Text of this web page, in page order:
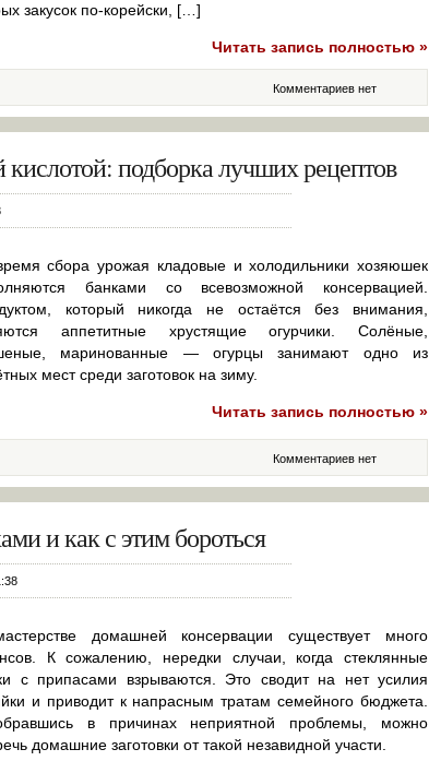
закусок по-корейски, […]
Читать запись полностью »
Комментариев нет
подборка лучших рецептов
сбора урожая кладовые и холодильники хозяюшек
банками со всевозможной консервацией.
который никогда не остаётся без внимания,
аппетитные хрустящие огурчики. Солёные,
маринованные — огурцы занимают одно из
мест среди заготовок на зиму.
Читать запись полностью »
Комментариев нет
и как с этим бороться
домашней консервации существует много
К сожалению, нередки случаи, когда стеклянные
с припасами взрываются. Это сводит на нет усилия
и приводит к напрасным тратам семейного бюджета.
в причинах неприятной проблемы, можно
домашние заготовки от такой незавидной участи.